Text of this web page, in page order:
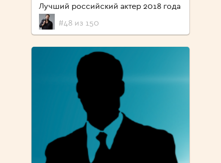
Лучший российский актер 2018 года
#48 из 150